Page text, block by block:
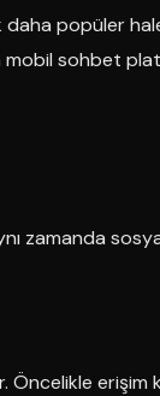
daha popüler
sohbet
zamanda
Öncelikle erişim